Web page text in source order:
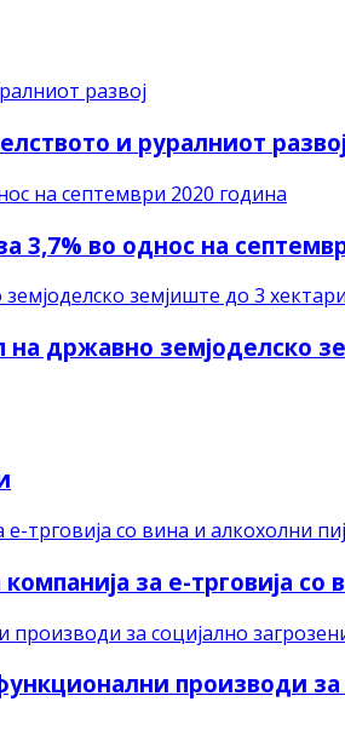
и руралниот
3,7% во однос на
државно земјоделско
за е-трговија со
производи за